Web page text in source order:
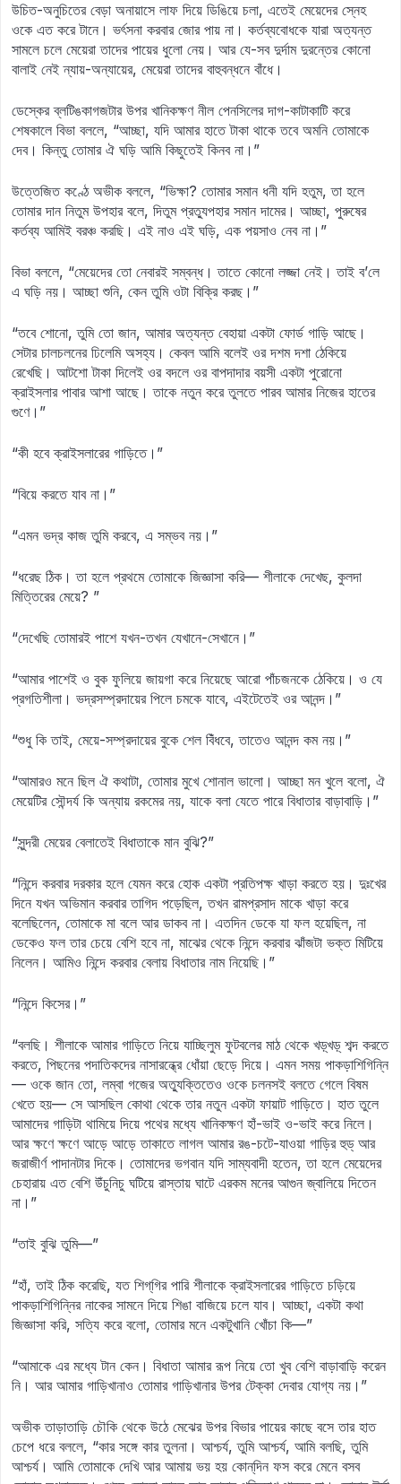
উচিত-অনুচিতের বেড়া অনায়াসে লাফ দিয়ে ডিঙিয়ে চলা, এতেই মেয়েদের স্নেহ
ওকে এত করে টানে। ভর্ৎসনা করবার জোর পায় না। কর্তব্যবোধকে যারা অত্যন্ত
সামলে চলে মেয়েরা তাদের পায়ের ধুলো নেয়। আর যে-সব দুর্দাম দুরন্তের কোনো
বালাই নেই ন্যায়-অন্যায়ের, মেয়েরা তাদের বাহুবন্ধনে বাঁধে।
ডেস্কের ব্লটিঙকাগজটার উপর খানিকক্ষণ নীল পেনসিলের দাগ-কাটাকাটি করে
শেষকালে বিভা বললে, “আচ্ছা, যদি আমার হাতে টাকা থাকে তবে অমনি তোমাকে
দেব। কিন্তু তোমার ঐ ঘড়ি আমি কিছুতেই কিনব না।”
উত্তেজিত কণ্ঠে অভীক বললে, “ভিক্ষা? তোমার সমান ধনী যদি হতুম, তা হলে
তোমার দান নিতুম উপহার বলে, দিতুম প্রত্যুপহার সমান দামের। আচ্ছা, পুরুষের
কর্তব্য আমিই বরঞ্চ করছি। এই নাও এই ঘড়ি, এক পয়সাও নেব না।”
বিভা বললে, “মেয়েদের তো নেবারই সম্বন্ধ। তাতে কোনো লজ্জা নেই। তাই ব’লে
এ ঘড়ি নয়। আচ্ছা শুনি, কেন তুমি ওটা বিক্রি করছ।”
“তবে শোনো, তুমি তো জান, আমার অত্যন্ত বেহায়া একটা ফোর্ড গাড়ি আছে।
সেটার চালচলনের ঢিলেমি অসহ্য। কেবল আমি বলেই ওর দশম দশা ঠেকিয়ে
রেখেছি। আটশো টাকা দিলেই ওর বদলে ওর বাপদাদার বয়সী একটা পুরোনো
ক্রাইসলার পাবার আশা আছে। তাকে নতুন করে তুলতে পারব আমার নিজের হাতের
গুণে।”
“কী হবে ক্রাইসলারের গাড়িতে।”
“বিয়ে করতে যাব না।”
“এমন ভদ্র কাজ তুমি করবে, এ সম্ভব নয়।”
“ধরেছ ঠিক। তা হলে প্রথমে তোমাকে জিজ্ঞাসা করি— শীলাকে দেখেছ, কুলদা
মিত্তিরের মেয়ে? ”
“দেখেছি তোমারই পাশে যখন-তখন যেখানে-সেখানে।”
“আমার পাশেই ও বুক ফুলিয়ে জায়গা করে নিয়েছে আরো পাঁচজনকে ঠেকিয়ে। ও যে
প্রগতিশীলা। ভদ্রসম্প্রদায়ের পিলে চমকে যাবে, এইটেতেই ওর আনন্দ।”
“শুধু কি তাই, মেয়ে-সম্প্রদায়ের বুকে শেল বিঁধবে, তাতেও আনন্দ কম নয়।”
“আমারও মনে ছিল ঐ কথাটা, তোমার মুখে শোনাল ভালো। আচ্ছা মন খুলে বলো, ঐ
মেয়েটির সৌন্দর্য কি অন্যায় রকমের নয়, যাকে বলা যেতে পারে বিধাতার বাড়াবাড়ি।”
“সুন্দরী মেয়ের বেলাতেই বিধাতাকে মান বুঝি?”
“নিন্দে করবার দরকার হলে যেমন করে হোক একটা প্রতিপক্ষ খাড়া করতে হয়। দুঃখের
দিনে যখন অভিমান করবার তাগিদ পড়েছিল, তখন রামপ্রসাদ মাকে খাড়া করে
বলেছিলেন, তোমাকে মা বলে আর ডাকব না। এতদিন ডেকে যা ফল হয়েছিল, না
ডেকেও ফল তার চেয়ে বেশি হবে না, মাঝের থেকে নিন্দে করবার ঝাঁজটা ভক্ত মিটিয়ে
নিলেন। আমিও নিন্দে করবার বেলায় বিধাতার নাম নিয়েছি।”
“নিন্দে কিসের।”
“বলছি। শীলাকে আমার গাড়িতে নিয়ে যাচ্ছিলুম ফুটবলের মাঠ থেকে খড়্‌খড়্‌ শব্দ করতে
করতে, পিছনের পদাতিকদের নাসারন্ধ্রে ধোঁয়া ছেড়ে দিয়ে। এমন সময় পাকড়াশিগিন্নি
— ওকে জান তো, লম্বা গজের অত্যুক্তিতেও ওকে চলনসই বলতে গেলে বিষম
খেতে হয়— সে আসছিল কোথা থেকে তার নতুন একটা ফায়াট গাড়িতে। হাত তুলে
আমাদের গাড়িটা থামিয়ে দিয়ে পথের মধ্যে খানিকক্ষণ হাঁ-ভাই ও-ভাই করে নিলে।
আর ক্ষণে ক্ষণে আড়ে আড়ে তাকাতে লাগল আমার রঙ-চটে-যাওয়া গাড়ির হুড্‌ আর
জরাজীর্ণ পাদানটার দিকে। তোমাদের ভগবান যদি সাম্যবাদী হতেন, তা হলে মেয়েদের
চেহারায় এত বেশি উঁচুনিচু ঘটিয়ে রাস্তায় ঘাটে এরকম মনের আগুন জ্বালিয়ে দিতেন
না।”
“তাই বুঝি তুমি—”
“হাঁ, তাই ঠিক করেছি, যত শিগ্‌‌‌‌‌‍‍‍গির পারি শীলাকে ক্রাইসলারের গাড়িতে চড়িয়ে
পাকড়াশিগিন্নির নাকের সামনে দিয়ে শিঙা বাজিয়ে চলে যাব। আচ্ছা, একটা কথা
জিজ্ঞাসা করি, সত্যি করে বলো, তোমার মনে একটুখানি খোঁচা কি—”
“আমাকে এর মধ্যে টান কেন। বিধাতা আমার রূপ নিয়ে তো খুব বেশি বাড়াবাড়ি করেন
নি। আর আমার গাড়িখানাও তোমার গাড়িখানার উপর টেক্কা দেবার যোগ্য নয়।”
অভীক তাড়াতাড়ি চৌকি থেকে উঠে মেঝের উপর বিভার পায়ের কাছে বসে তার হাত
চেপে ধরে বললে, “কার সঙ্গে কার তুলনা। আশ্চর্য, তুমি আশ্চর্য, আমি বলছি, তুমি
আশ্চর্য। আমি তোমাকে দেখি আর আমায় ভয় হয় কোন্‌দিন ফস করে মেনে বসব